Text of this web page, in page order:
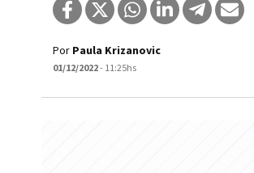
Por Paula Krizanovic
01/12/2022- 11:25hs